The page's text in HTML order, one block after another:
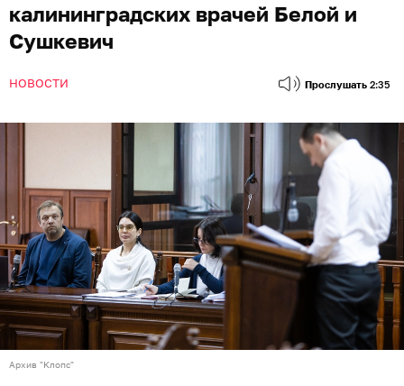
калининградских врачей Белой и
Сушкевич
НОВОСТИ Прослушать 2:35
Архив "Клопс"